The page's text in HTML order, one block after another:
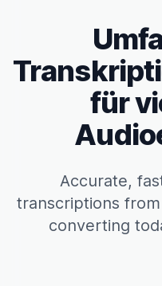
für
Accurate,
transcriptions
converting